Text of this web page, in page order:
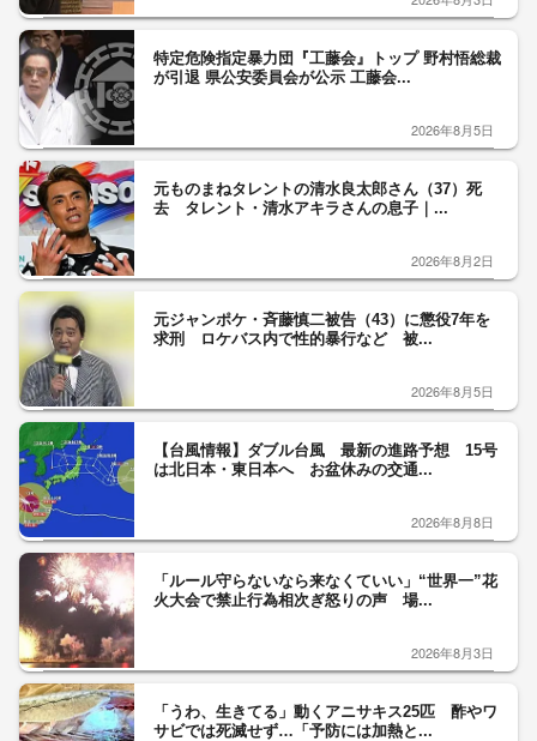
特定危険指定暴力団『工藤会』トップ 野村悟総裁
が引退 県公安委員会が公示 工藤会...
2026年8月5日
元ものまねタレントの清水良太郎さん（37）死
去 タレント・清水アキラさんの息子｜...
2026年8月2日
元ジャンポケ・斉藤慎二被告（43）に懲役7年を
求刑 ロケバス内で性的暴行など 被...
2026年8月5日
【台風情報】ダブル台風 最新の進路予想 15号
は北日本・東日本へ お盆休みの交通...
2026年8月8日
「ルール守らないなら来なくていい」“世界一”花
火大会で禁止行為相次ぎ怒りの声 場...
2026年8月3日
「うわ、生きてる」動くアニサキス25匹 酢やワ
サビでは死滅せず…「予防には加熱と...